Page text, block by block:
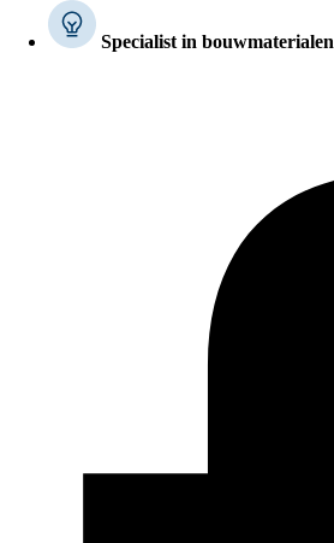
Specialist in bouwmaterialen